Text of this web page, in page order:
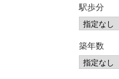
駅歩分
築年数